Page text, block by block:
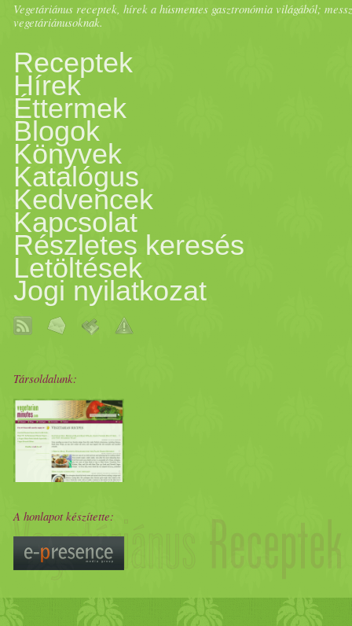
Vegetáriánus receptek, hírek a húsmentes gasztronómia világából;
vegetáriánusoknak.
Receptek
Hírek
Éttermek
Blogok
Könyvek
Katalógus
Kedvencek
Kapcsolat
Részletes keresés
Letöltések
Jogi nyilatkozat
Társoldalunk:
A honlapot készítette: